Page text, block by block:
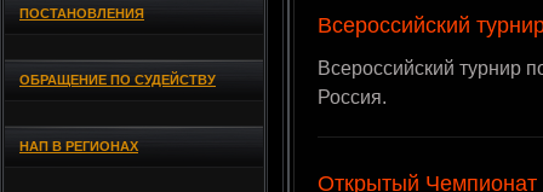
ПОСТАНОВЛЕНИЯ
ОБРАЩЕНИЕ ПО СУДЕЙСТВУ
НАП В РЕГИОНАХ
Всероссийский
Всероссийский турнир
Россия.
Открытый Чемпионат